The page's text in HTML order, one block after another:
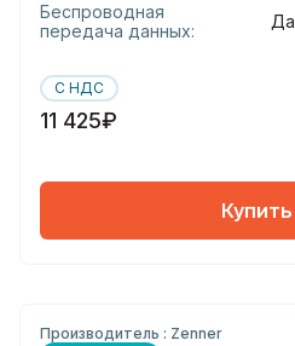
Беспроводная
передача данных:
Да
С НДС
11 425₽
Купить
Производитель : Zenner